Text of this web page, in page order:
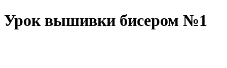
Урок вышивки бисером №1